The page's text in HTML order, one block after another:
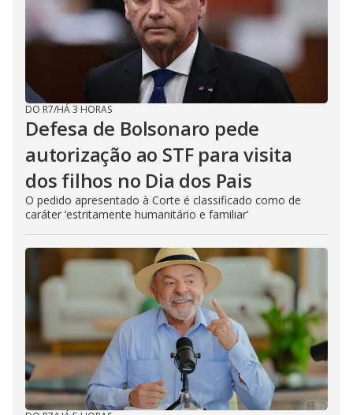
DO R7/HÁ 3 HORAS
Defesa de Bolsonaro pede
autorização ao STF para visita
dos filhos no Dia dos Pais
O pedido apresentado à Corte é classificado como de
caráter ‘estritamente humanitário e familiar’